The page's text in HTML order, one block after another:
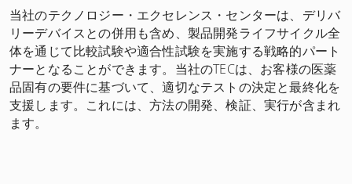
当社のテクノロジー・エクセレンス・センターは、デリバ
リーデバイスとの併用も含め、製品開発ライフサイクル全
体を通じて比較試験や適合性試験を実施する戦略的パート
ナーとなることができます。当社のTECは、お客様の医薬
品固有の要件に基づいて、適切なテストの決定と最終化を
支援します。これには、方法の開発、検証、実行が含まれ
ます。